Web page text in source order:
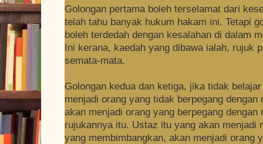
Golongan pertama boleh terselamat dari
telah tahu banyak hukum hakam ini. Tetapi
boleh terdedah dengan kesalahan di dalam
Ini kerana, kaedah yang dibawa ialah, rujuk
semata-mata.
Golongan kedua dan ketiga, jika tidak
menjadi orang yang tidak berpegang
akan menjadi orang yang berpegang
rujukannya itu. Ustaz itu yang akan menjadi
yang membimbangkan, akan menjadi orang